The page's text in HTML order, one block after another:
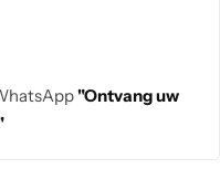
"Ontvang uw